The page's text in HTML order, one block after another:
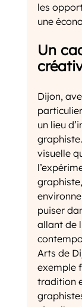
les
une
Un
Dijon,
un lieu
visuelle
puiser
allant de
Arts de
exemple
tradition